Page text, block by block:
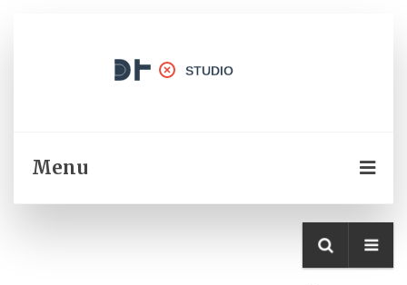
Menu